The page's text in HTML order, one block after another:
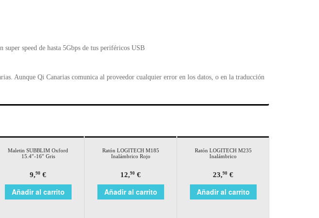
speed de hasta 5Gbps de tus periféricos USB
Aunque Qi Canarias comunica al proveedor cualquier error en los datos, o en la traducción
Maletin SUBBLIM Oxford
15.4″-16″ Gris
9,90 €
Añadir al carrito
Ratón LOGITECH M185
Inalámbrico Rojo
12,90 €
Añadir al carrito
Ratón LOGITECH M235
Inalámbrico
23,90 €
Añadir al carrito